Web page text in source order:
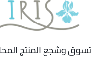
تسوق وشجع المنتج